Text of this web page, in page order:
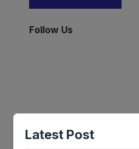
Follow Us
Latest Post